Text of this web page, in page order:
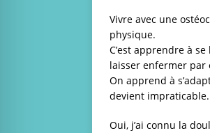
Vivre avec une
physique.
C’est apprendre à
laisser enfermer par
On apprend à
devient impraticable.
Oui, j’ai connu la